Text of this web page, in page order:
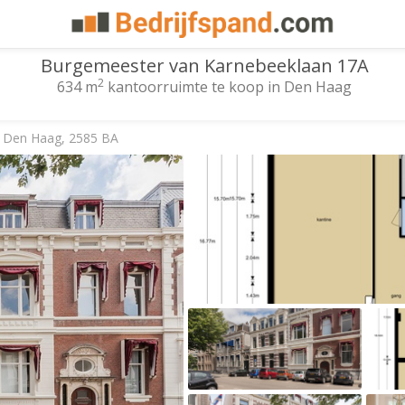
Haag, 2585 BA
Burgemeester van Karnebeeklaan 17A
634 m2 kantoorruimte te koop in Den Haag